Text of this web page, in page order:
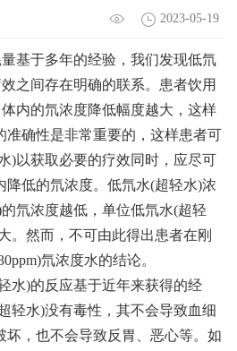
2023-05-19
基于多年的经验，我们发现低氘
之间存在明确的联系。患者饮用
内的氘浓度降低幅度越大，这样
准确性是非常重要的，这样患者可
)以获取必要的疗效同时，应尽可
降低的氘浓度。低氘水(超轻水)浓
氘浓度越低，单位低氘水(超轻
。然而，不可由此得出患者在刚
氘浓度水的结论。
)的反应基于近年来获得的经
轻水)没有毒性，其不会导致血细
坏，也不会导致反胃、恶心等。如